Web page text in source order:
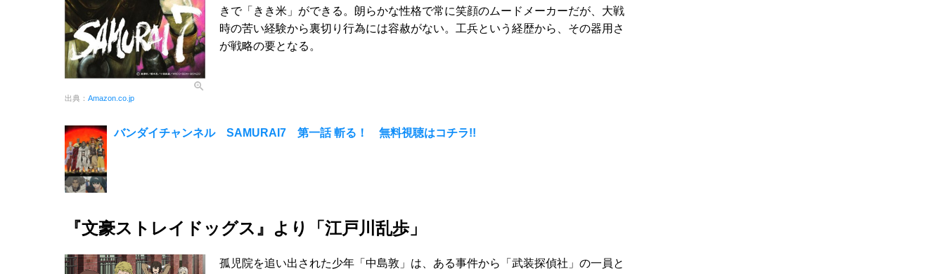
出典： Amazon.co.jp
きで「きき米」ができる。朗らかな性格で常に笑顔のムードメーカーだが、大戦
時の苦い経験から裏切り行為には容赦がない。工兵という経歴から、その器用さ
が戦略の要となる。
バンダイチャンネル SAMURAI7 第一話 斬る！ 無料視聴はコチラ!!
『文豪ストレイドッグス』より「江戸川乱歩」
孤児院を追い出された少年「中島敦」は、ある事件から「武装探偵社」の一員と